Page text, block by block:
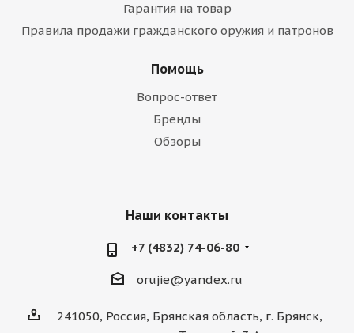
Гарантия на товар
Правила продажи гражданского оружия и патронов
Помощь
Вопрос-ответ
Бренды
Обзоры
Наши контакты
+7 (4832) 74-06-80
orujie@yandex.ru
241050, Россия, Брянская область, г. Брянск,